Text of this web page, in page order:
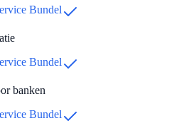
Bundel
Bundel
banken
Bundel